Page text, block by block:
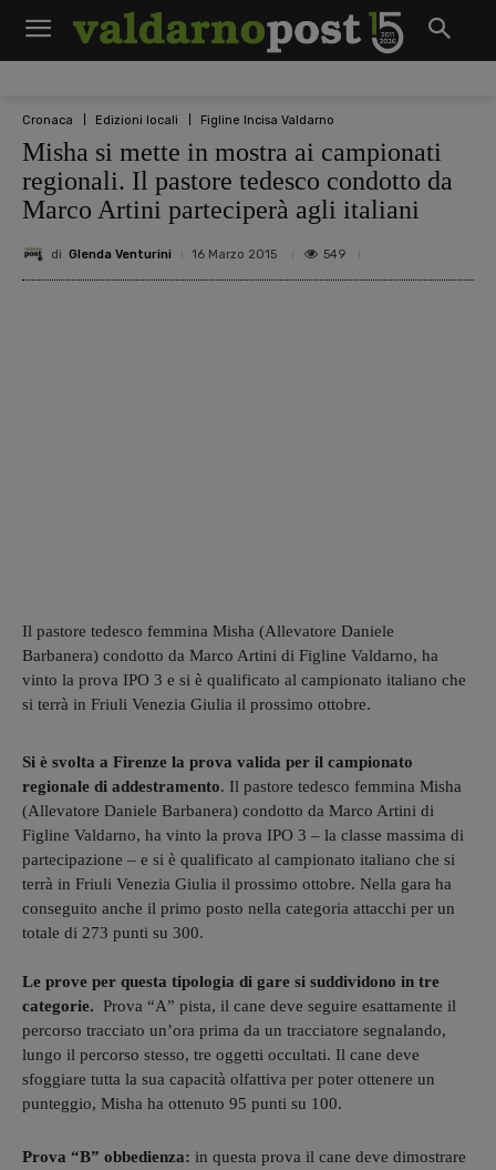
Cronaca Edizioni locali Figline Incisa Valdarno
Misha si mette in mostra ai campionati
regionali. Il pastore tedesco condotto da
Marco Artini parteciperà agli italiani
di Glenda Venturini 16 Marzo 2015 549
Il pastore tedesco femmina Misha (Allevatore Daniele
Barbanera) condotto da Marco Artini di Figline Valdarno, ha
vinto la prova IPO 3 e si è qualificato al campionato italiano che
si terrà in Friuli Venezia Giulia il prossimo ottobre.
Si è svolta a Firenze la prova valida per il campionato
regionale di addestramento. Il pastore tedesco femmina Misha
(Allevatore Daniele Barbanera) condotto da Marco Artini di
Figline Valdarno, ha vinto la prova IPO 3 – la classe massima di
partecipazione – e si è qualificato al campionato italiano che si
terrà in Friuli Venezia Giulia il prossimo ottobre. Nella gara ha
conseguito anche il primo posto nella categoria attacchi per un
totale di 273 punti su 300.
Le prove per questa tipologia di gare si suddividono in tre
categorie. Prova “A” pista, il cane deve seguire esattamente il
percorso tracciato un’ora prima da un tracciatore segnalando,
lungo il percorso stesso, tre oggetti occultati. Il cane deve
sfoggiare tutta la sua capacità olfattiva per poter ottenere un
punteggio, Misha ha ottenuto 95 punti su 100.
Prova “B” obbedienza: in questa prova il cane deve dimostrare